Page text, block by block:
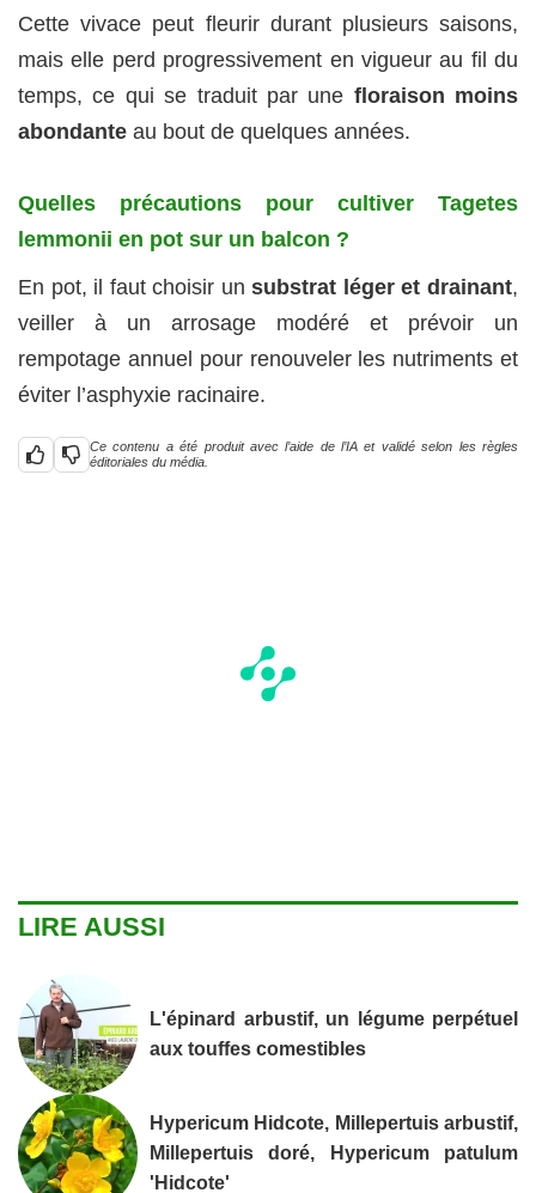
Cette vivace peut fleurir durant plusieurs saisons,
mais elle perd progressivement en vigueur au fil du
temps, ce qui se traduit par une floraison moins
abondante au bout de quelques années.
Quelles précautions pour cultiver Tagetes
lemmonii en pot sur un balcon ?
En pot, il faut choisir unsubstrat léger et drainant,
veiller à un arrosage modéré et prévoir un
rempotage annuel pour renouveler les nutriments et
éviter l’asphyxie racinaire.
Ce contenu a été produit avec l’aide de l’IA et validé selon les règles
éditoriales du média.
LIRE AUSSI
L'épinard arbustif, un légume perpétuel
aux touffes comestibles
Hypericum Hidcote, Millepertuis arbustif,
Millepertuis doré, Hypericum patulum
'Hidcote'